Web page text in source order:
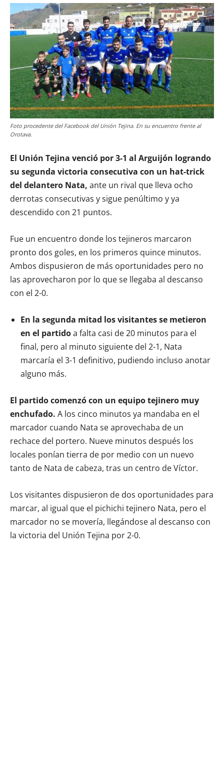
Foto procedente del Facebook del Unión Tejina. En su encuentro frente al
Orotava.
El Unión Tejina venció por 3-1 al Arguijón logrando
su segunda victoria consecutiva con un hat-trick
del delantero Nata, ante un rival que lleva ocho
derrotas consecutivas y sigue penúltimo y ya
descendido con 21 puntos.
Fue un encuentro donde los tejineros marcaron
pronto dos goles, en los primeros quince minutos.
Ambos dispusieron de más oportunidades pero no
las aprovecharon por lo que se llegaba al descanso
con el 2-0.
En la segunda mitad los visitantes se metieron
en el partidoa falta casi de 20 minutos para el
final, pero al minuto siguiente del 2-1, Nata
marcaría el 3-1 definitivo, pudiendo incluso anotar
alguno más.
El partido comenzó con un equipo tejinero muy
enchufado. A los cinco minutos ya mandaba en el
marcador cuando Nata se aprovechaba de un
rechace del portero. Nueve minutos después los
locales ponían tierra de por medio con un nuevo
tanto de Nata de cabeza, tras un centro de Víctor.
Los visitantes dispusieron de dos oportunidades para
marcar, al igual que el pichichi tejinero Nata, pero el
marcador no se movería, llegándose al descanso con
la victoria del Unión Tejina por 2-0.